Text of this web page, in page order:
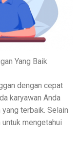
Yang Baik
dengan cepat
karyawan Anda
terbaik. Selain
mengetahui